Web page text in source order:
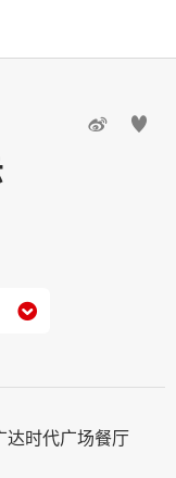
 

达时代广场餐厅